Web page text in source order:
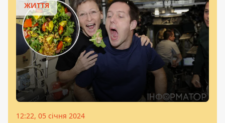
ЖИТТЯ
12:22, 05 січня 2024